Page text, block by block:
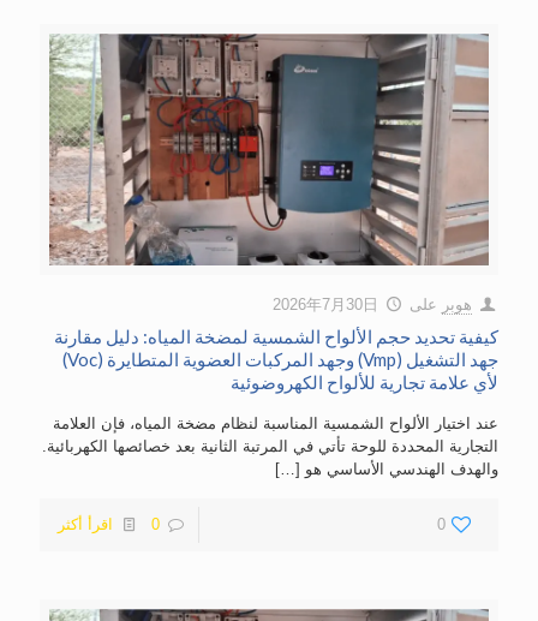
هوبر على 2026年7月30日
كيفية تحديد حجم الألواح الشمسية لمضخة المياه: دليل مقارنة
جهد التشغيل (Vmp) وجهد المركبات العضوية المتطايرة (Voc)
لأي علامة تجارية للألواح الكهروضوئية
عند اختيار الألواح الشمسية المناسبة لنظام مضخة المياه، فإن العلامة
التجارية المحددة للوحة تأتي في المرتبة الثانية بعد خصائصها الكهربائية.
والهدف الهندسي الأساسي هو […]
0
0 اقرأ أكثر